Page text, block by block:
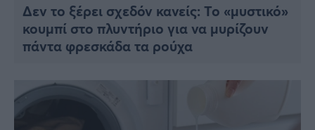
Δεν το ξέρει σχεδόν κανείς: Το «μυστικό»
κουμπί στο πλυντήριο για να μυρίζουν
πάντα φρεσκάδα τα ρούχα